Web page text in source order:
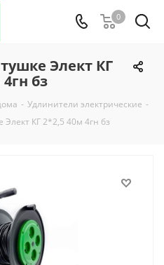
0
Элект КГ
бз
- Удлинители электрические -
КГ 2*2,5 40м 4гн бз